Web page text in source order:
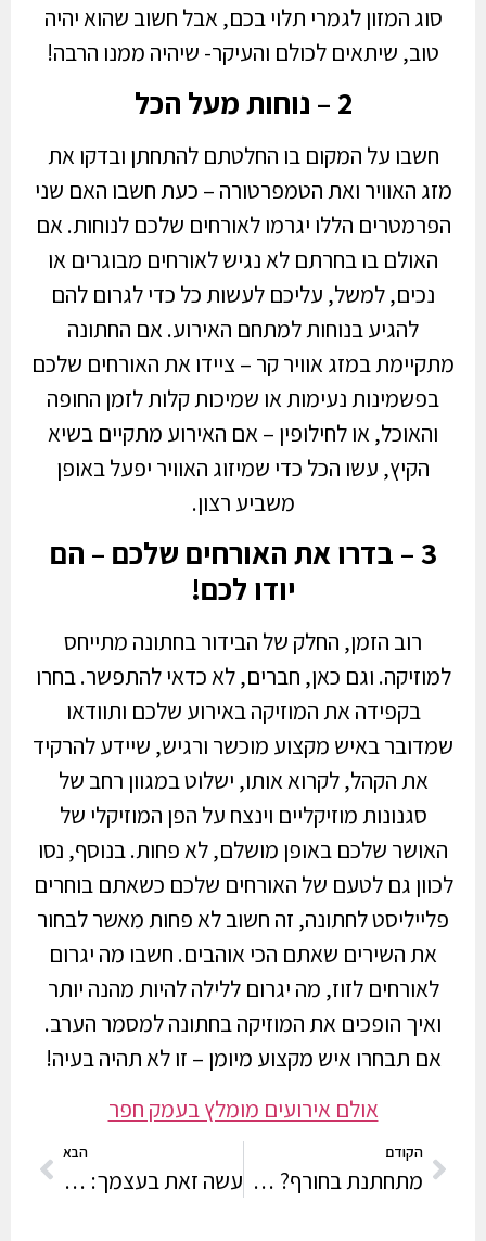
סוג המזון לגמרי תלוי בכם, אבל חשוב שהוא יהיה
טוב, שיתאים לכולם והעיקר- שיהיה ממנו הרבה!
2 – נוחות מעל הכל
חשבו על המקום בו החלטתם להתחתן ובדקו את
מזג האוויר ואת הטמפרטורה – כעת חשבו האם שני
הפרמטרים הללו יגרמו לאורחים שלכם לנוחות. אם
האולם בו בחרתם לא נגיש לאורחים מבוגרים או
נכים, למשל, עליכם לעשות כל כדי לגרום להם
להגיע בנוחות למתחם האירוע. אם החתונה
מתקיימת במזג אוויר קר – ציידו את האורחים שלכם
בפשמינות נעימות או שמיכות קלות לזמן החופה
והאוכל, או לחילופין – אם האירוע מתקיים בשיא
הקיץ, עשו הכל כדי שמיזוג האוויר יפעל באופן
משביע רצון.
3 – בדרו את האורחים שלכם – הם
יודו לכם!
רוב הזמן, החלק של הבידור בחתונה מתייחס
למוזיקה. וגם כאן, חברים, לא כדאי להתפשר. בחרו
בקפידה את המוזיקה באירוע שלכם ותוודאו
שמדובר באיש מקצוע מוכשר ורגיש, שיידע להרקיד
את הקהל, לקרוא אותו, ישלוט במגוון רחב של
סגנונות מוזיקליים וינצח על הפן המוזיקלי של
האושר שלכם באופן מושלם, לא פחות. בנוסף, נסו
לכוון גם לטעם של האורחים שלכם כשאתם בוחרים
פלייליסט לחתונה, זה חשוב לא פחות מאשר לבחור
את השירים שאתם הכי אוהבים. חשבו מה יגרום
לאורחים לזוז, מה יגרום ללילה להיות מהנה יותר
ואיך הופכים את המוזיקה בחתונה למסמר הערב.
אם תבחרו איש מקצוע מיומן – זו לא תהיה בעיה!
אולם אירועים מומלץ בעמק חפר
הקודם
מתחתנת בחורף? כך תתאימי שמלה
הבא
עשה זאת בעצמך: רעיונות ליצירת עבודות יד לחתונה